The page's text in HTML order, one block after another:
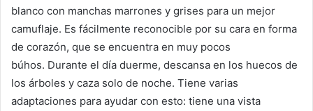
blanco con manchas marrones y grises para un mejor
camuflaje. Es fácilmente reconocible por su cara en forma
de corazón, que se encuentra en muy pocos
búhos. Durante el día duerme, descansa en los huecos de
los árboles y caza solo de noche. Tiene varias
adaptaciones para ayudar con esto: tiene una vista